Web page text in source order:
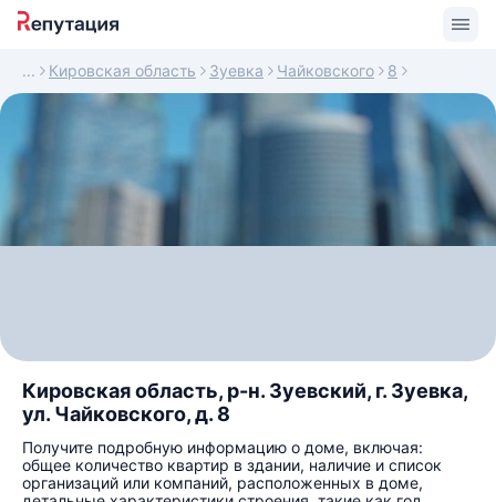
Кировская область Зуевка Чайковского 8
Кировская область, р-н. Зуевский, г. Зуевка,
ул. Чайковского, д. 8
Получите подробную информацию о доме, включая:
общее количество квартир в здании, наличие и список
организаций или компаний, расположенных в доме,